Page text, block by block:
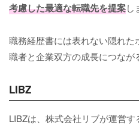
考慮した最適な転職先を提案し
職務経歴書には表れない隠れ
職者と企業双方の成長につなが
LIBZ
LIBZは、株式会社リブが運営